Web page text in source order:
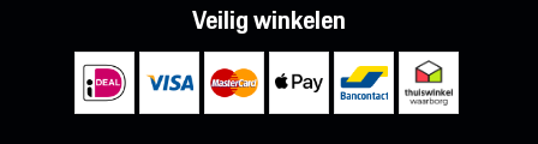
Veilig winkelen